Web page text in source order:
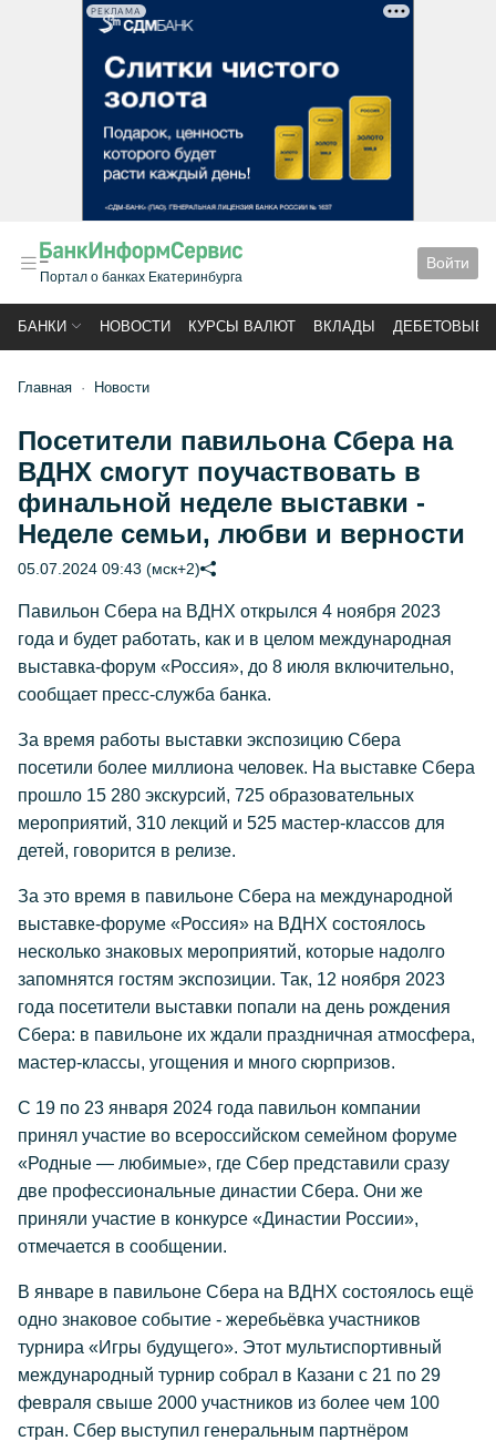
РЕКЛАМА
Портал о банках Екатеринбурга
Войти
БАНКИ НОВОСТИ КУРСЫ ВАЛЮТ ВКЛАДЫ ДЕБЕТОВЫЕ
Главная Новости
Посетители павильона Сбера на
ВДНХ смогут поучаствовать в
финальной неделе выставки -
Неделе семьи, любви и верности
05.07.2024 09:43 (мск+2)
Павильон Сбера на ВДНХ открылся 4 ноября 2023
года и будет работать, как и в целом международная
выставка-форум «Россия», до 8 июля включительно,
сообщает пресс-служба банка.
За время работы выставки экспозицию Сбера
посетили более миллиона человек. На выставке Сбера
прошло 15 280 экскурсий, 725 образовательных
мероприятий, 310 лекций и 525 мастер-классов для
детей, говорится в релизе.
За это время в павильоне Сбера на международной
выставке-форуме «Россия» на ВДНХ состоялось
несколько знаковых мероприятий, которые надолго
запомнятся гостям экспозиции. Так, 12 ноября 2023
года посетители выставки попали на день рождения
Сбера: в павильоне их ждали праздничная атмосфера,
мастер-классы, угощения и много сюрпризов.
С 19 по 23 января 2024 года павильон компании
принял участие во всероссийском семейном форуме
«Родные — любимые», где Сбер представили сразу
две профессиональные династии Сбера. Они же
приняли участие в конкурсе «Династии России»,
отмечается в сообщении.
В январе в павильоне Сбера на ВДНХ состоялось ещё
одно знаковое событие - жеребьёвка участников
турнира «Игры будущего». Этот мультиспортивный
международный турнир собрал в Казани с 21 по 29
февраля свыше 2000 участников из более чем 100
стран. Сбер выступил генеральным партнёром